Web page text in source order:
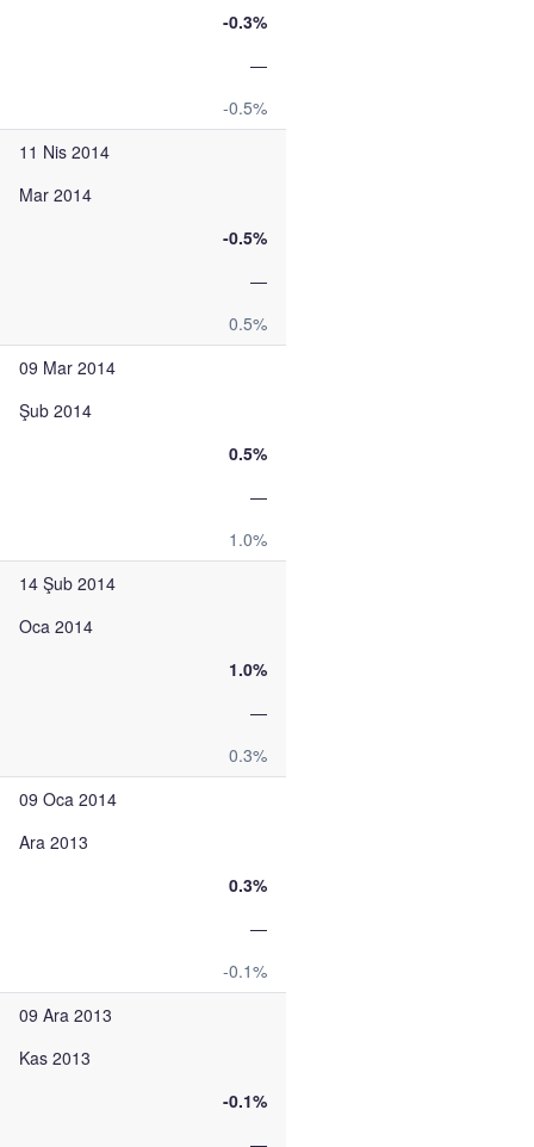
-0.3%
—
-0.5%
11 Nis 2014
Mar 2014
-0.5%
—
0.5%
09 Mar 2014
Şub 2014
0.5%
—
1.0%
14 Şub 2014
Oca 2014
1.0%
—
0.3%
09 Oca 2014
Ara 2013
0.3%
—
-0.1%
09 Ara 2013
Kas 2013
-0.1%